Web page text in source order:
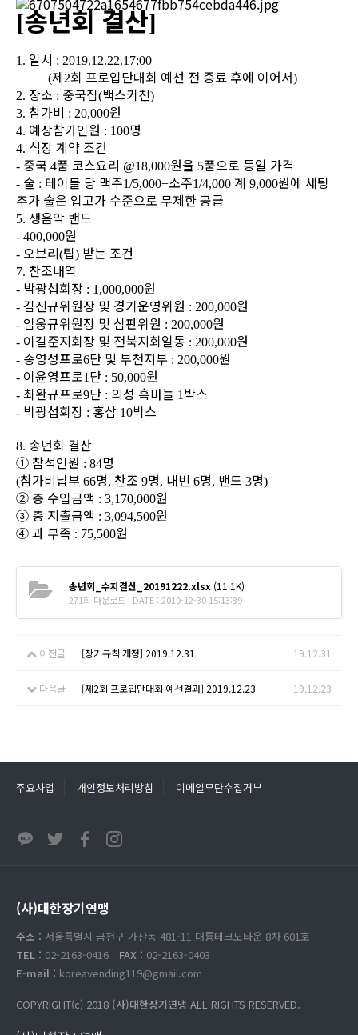
[송년회 결산]
1. 일시 : 2019.12.22.17:00
(제2회 프로입단대회 예선 전 종료 후에 이어서)
2. 장소 : 중국집(백스키친)
3. 참가비 : 20,000원
4. 예상참가인원 : 100명
4. 식장 계약 조건
- 중국 4품 코스요리 @18,000원을 5품으로 동일 가격
- 술 : 테이블 당 맥주1/5,000+소주1/4,000 계 9,000원에 세팅
추가 술은 입고가 수준으로 무제한 공급
5. 생음악 밴드
- 400,000원
- 오브리(팁) 받는 조건
7. 찬조내역
- 박광섭회장 : 1,000,000원
- 김진규위원장 및 경기운영위원 : 200,000원
- 임웅규위원장 및 심판위원 : 200,000원
- 이길준지회장 및 전북지회일동 : 200,000원
- 송영성프로6단 및 부천지부 : 200,000원
- 이윤영프로1 단 : 50,000원
- 최완규프로9단 : 의성 흑마늘 1 박스
- 박광섭회장 : 홍삼 10박스
8. 송년회 결산
① 참석인원 : 84명
(참가비납부 66명, 찬조 9명, 내빈 6명, 밴드 3명)
② 총 수입금액 : 3,170,000원
③ 총 지출금액 : 3,094,500원
④과 부족 : 75,500원
송년회_수지결산_20191222.xlsx (11.1K)
271회 다운로드 | DATE : 2019-12-30 15:13:39
이전글 [장기규칙 개정] 2019.12.31 19.12.31
다음글 [제2회 프로입단대회 예선결과] 2019.12.23 19.12.23
주요사업 개인정보처리방침 이메일무단수집거부
(사)대한장기연맹
주소 : 서울특별시 금천구 가산동 481-11 대륭테크노타운 8차 601호
TEL : 02-2163-0416 FAX : 02-2163-0403
E-mail : koreavending119@gmail.com
COPYRIGHT(c) 2018 (사)대한장기연맹 ALL RIGHTS RESERVED.